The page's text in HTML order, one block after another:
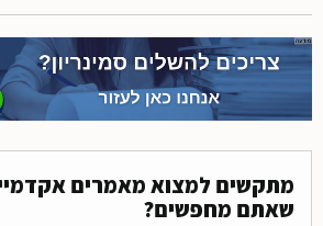
מתקשים למצוא מאמרים
שאתם מחפשים?